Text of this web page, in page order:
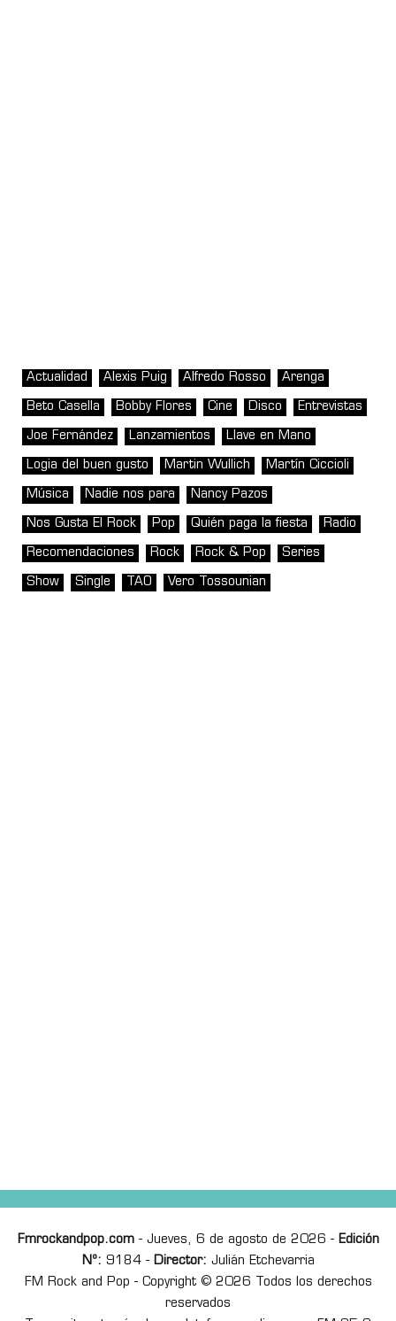
Actualidad Alexis Puig Alfredo Rosso Arenga
Beto Casella Bobby Flores Cine Disco Entrevistas
Joe Fernández Lanzamientos Llave en Mano
Logia del buen gusto Martin Wullich Martín Ciccioli
Música Nadie nos para Nancy Pazos
Nos Gusta El Rock Pop Quién paga la fiesta Radio
Recomendaciones Rock Rock & Pop Series
Show Single TAO Vero Tossounian
Fmrockandpop.com- Jueves, 6 de agosto de 2026 - Edición
Nº: 9184 - Director: Julián Etchevarria
FM Rock and Pop - Copyright © 2026 Todos los derechos
reservados